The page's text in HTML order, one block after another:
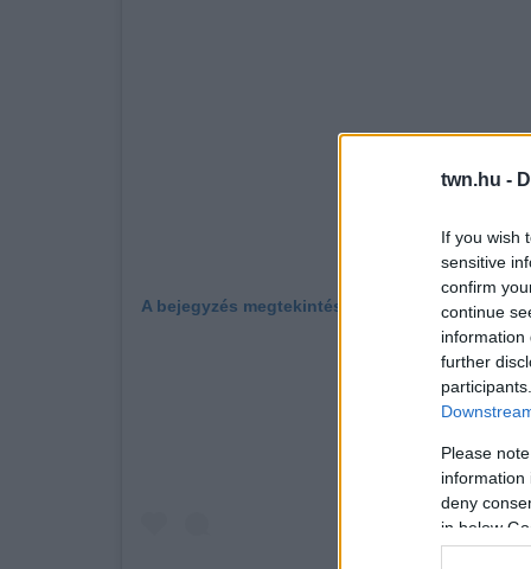
twn.hu -
If you wish
sensitive
confirm
continue
information
further
Please
information
deny
in below
A bejegyzés megtekintése az Instagramon